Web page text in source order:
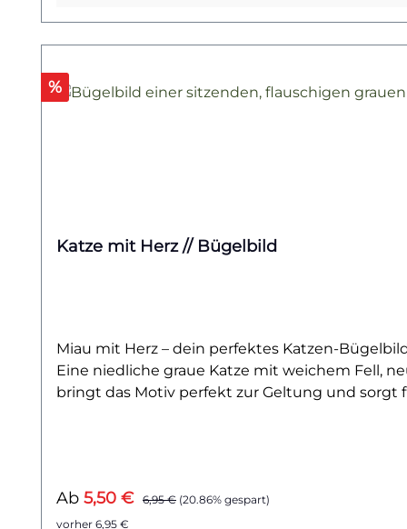
Rabatt
%
Katze mit Herz // Bügelbild
Miau mit Herz – dein perfektes Katzen-
Eine niedliche graue Katze mit weichem Fell,
bringt das Motiv perfekt zur Geltung und sorgt
farbenfroh und formstabil. Dieses Bügelbild mit
Hol dir jetzt dieses detailverliebte Highlight
Verkaufspreis:
Ab 5,50 € Regulärer Preis:
6,95 € (20.86% gespart)
vorher 6,95 €